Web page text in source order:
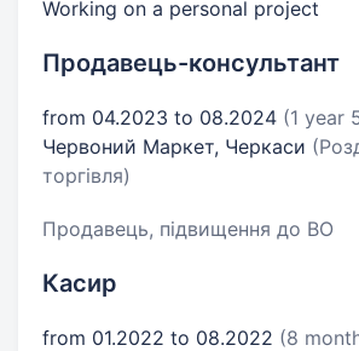
Working on a personal project
Продавець-консультант
from 04.2023 to 08.2024 (1 year
Червоний Маркет, Черкаси
торгівля)
Продавець, підвищення до ВО
Касир
from 01.2022 to 08.2022 (8